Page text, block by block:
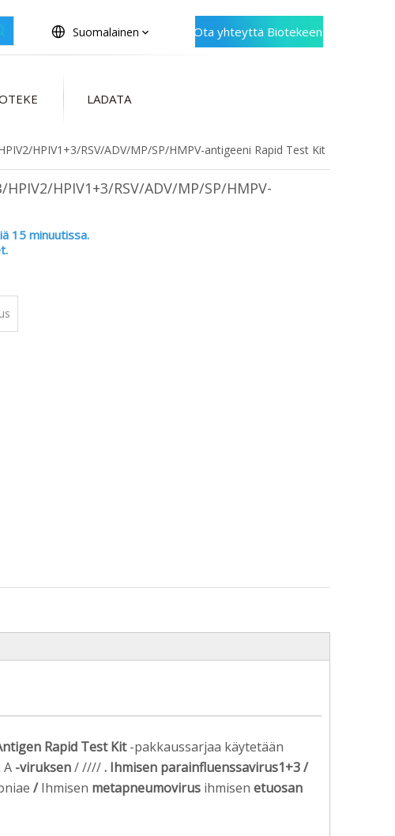
Suomalainen Ota yhteyttä Biotekeen
LADATA
HPIV1+3/RSV/ADV/MP/SP/HMPV-antigeeni Rapid Test Kit
HPIV1+3/RSV/ADV/MP/SP/HMPV-
15 minuutissa.
Rapid Test Kit-pakkaussarjaa käytetään
A -viruksen/ ////. Ihmisen parainfluenssavirus1+3 /
/Ihmisen metapneumovirus ihmisen etuosan